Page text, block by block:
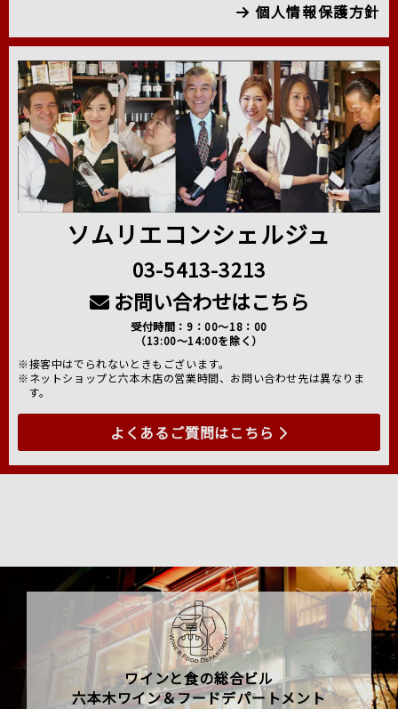
個人情報保護方針
ソムリエコンシェルジュ
03-5413-3213
お問い合わせはこちら
受付時間：9：00～18：00
（13:00～14:00を除く）
※接客中はでられないときもございます。
※ネットショップと六本木店の営業時間、お問い合わせ先は異なりま
す。
よくあるご質問はこちら
ワインと食の総合ビル
六本木ワイン＆フードデパートメント